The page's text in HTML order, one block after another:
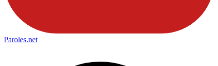
Paroles.net